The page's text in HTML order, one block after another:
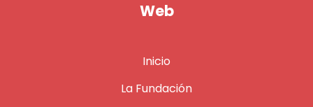
Web
Inicio
La Fundación